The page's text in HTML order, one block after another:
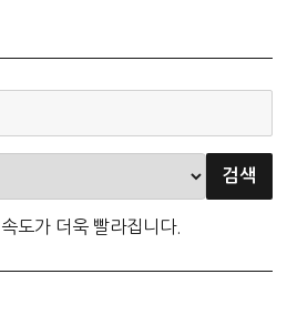
도가 더욱 빨라집니다.